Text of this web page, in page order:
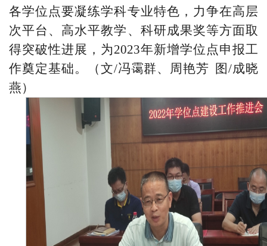
各学位点要凝练学科专业特色，力争在高层
次平台、高水平教学、科研成果奖等方面取
得突破性进展，为2023年新增学位点申报工
作奠定基础。（文/冯霭群、周艳芳 图/成晓
燕）